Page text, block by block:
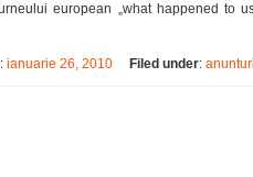
european „what happened to
: ianuarie 26, 2010 Filed under: